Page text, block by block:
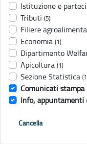
Istituzione e
Tributi (5)
Filiere
Economia (1)
Dipartimento
Apicoltura (1)
Sezione Statistica
Comunicati
Info, appuntamenti
Cancella